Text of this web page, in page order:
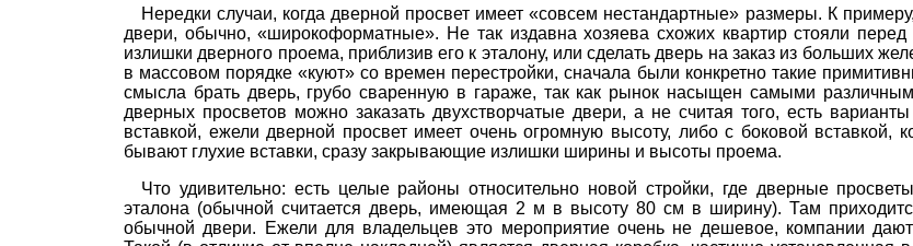
Нередки случаи, когда дверной просвет имеет «совсем нестандартные» размеры. К
двери, обычно, «широкоформатные». Не так издавна хозяева схожих квартир стояли
излишки дверного проема, приблизив его к эталону, или сделать дверь на заказ из больших
в массовом порядке «куют» со времен перестройки, сначала были конкретно такие
смысла брать дверь, грубо сваренную в гараже, так как рынок насыщен самыми
дверных просветов можно заказать двухстворчатые двери, а не считая того, есть
вставкой, ежели дверной просвет имеет очень огромную высоту, либо с боковой вставкой,
бывают глухие вставки, сразу закрывающие излишки ширины и высоты проема.
Что удивительно: есть целые районы относительно новой стройки, где дверные
эталона (обычной считается дверь, имеющая 2 м в высоту 80 см в ширину). Там
обычной двери. Ежели для владельцев это мероприятие очень не дешевое, компании дают